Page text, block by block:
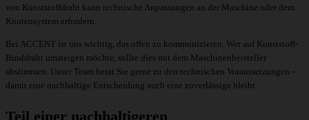
von Kunststoffdraht kann technische Anpassungen an der Maschine oder dem
Knotensystem erfordern.
Bei ACCENT ist uns wichtig, das offen zu kommunizieren. Wer auf Kunststoff-
Binddraht umsteigen möchte, sollte dies mit dem Maschinenhersteller
abstimmen. Unser Team berät Sie gerne zu den technischen Voraussetzungen –
damit eine nachhaltige Entscheidung auch eine zuverlässige bleibt.
Teil einer nachhaltigeren